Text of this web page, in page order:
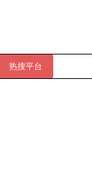
热搜平台